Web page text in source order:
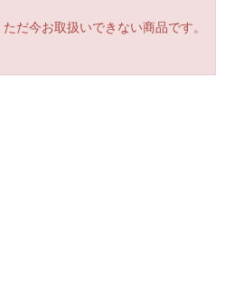
だ今お取扱いできない商品です。